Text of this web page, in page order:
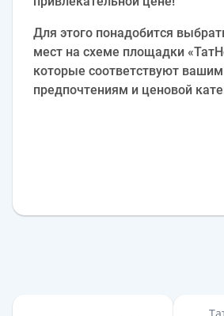
Для этого понадобится
мест на схеме площадки
которые соответствуют вашим
предпочтениям и ценовой